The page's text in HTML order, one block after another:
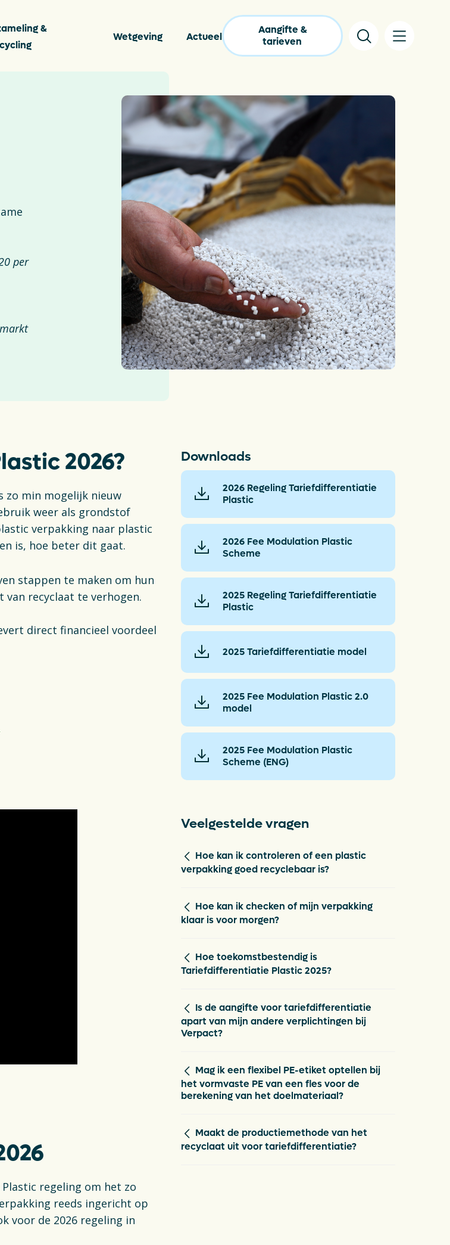
&
Wetgeving Actueel
Aangifte &
tarieven
Veelgestelde vragen
Verpakkingencatalogus
Pers
Contact
Downloads
De Plastic Wijzer
Deltaplan Circulaire
Plastic Verpakkingen
Financiën
VacaturesOpens in a new tab
per
2026?
zo min mogelijk nieuw
weer als grondstof
verpakking naar plastic
is, hoe beter dit gaat.
stappen te maken om hun
recyclaat te verhogen.
direct financieel voordeel
regeling om het zo
reeds ingericht op
voor de 2026 regeling in
Downloads
2026 Regeling Tariefdifferentiatie
Plastic
2026 Fee Modulation Plastic
Scheme
2025 Regeling Tariefdifferentiatie
Plastic
2025 Tariefdifferentiatie model
2025 Fee Modulation Plastic 2.0
model
2025 Fee Modulation Plastic
Scheme (ENG)
Veelgestelde vragen
Hoe kan ik controleren of een plastic
verpakking goed recyclebaar is?
Hoe kan ik checken of mijn verpakking
klaar is voor morgen?
Hoe toekomstbestendig is
Tariefdifferentiatie Plastic 2025?
Is de aangifte voor tariefdifferentiatie
apart van mijn andere verplichtingen bij
Verpact?
Mag ik een flexibel PE-etiket optellen bij
het vormvaste PE van een fles voor de
berekening van het doelmateriaal?
Maakt de productiemethode van het
recyclaat uit voor tariefdifferentiatie?